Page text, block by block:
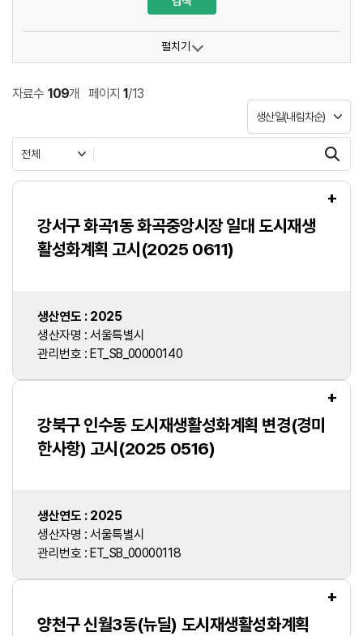
펼치기
자료수 109개 페이지 1/13
검색
+
강서구 화곡1동 화곡중앙시장 일대 도시재생
활성화계획 고시(2025 0611)
생산연도 : 2025
생산자명 : 서울특별시
관리번호 : ET_SB_00000140
+
강북구 인수동 도시재생활성화계획 변경(경미
한사항) 고시(2025 0516)
생산연도 : 2025
생산자명 : 서울특별시
관리번호 : ET_SB_00000118
+
양천구 신월3동(뉴딜) 도시재생활성화계획